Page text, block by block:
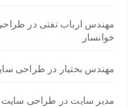
مهندس ارباب تفتی در
خوانسار
مهندس بختیار در طراحی
مدیر سایت در طراحی سایت